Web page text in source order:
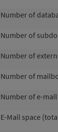
Number of
Number of
Number of
Number of
Number of e-
E-Mail space